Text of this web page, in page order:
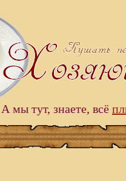
А мы тут, знаете, всё